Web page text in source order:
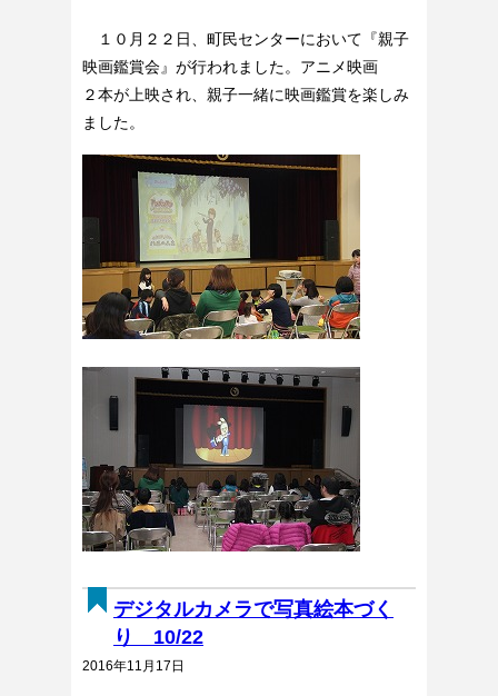
１０月２２日、町民センターにおいて『親子
映画鑑賞会』が行われました。アニメ映画
２本が上映され、親子一緒に映画鑑賞を楽しみ
ました。
デジタルカメラで写真絵本づく
り 10/22
2016年11月17日